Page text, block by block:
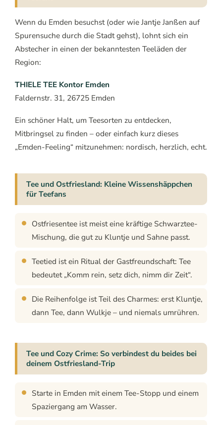
Wenn du Emden besuchst (oder wie Jantje Janßen auf
Spurensuche durch die Stadt gehst), lohnt sich ein
Abstecher in einen der bekanntesten Teeläden der
Region:
THIELE TEE Kontor Emden
Faldernstr. 31, 26725 Emden
Ein schöner Halt, um Teesorten zu entdecken,
Mitbringsel zu finden – oder einfach kurz dieses
„Emden-Feeling“ mitzunehmen: nordisch, herzlich, echt.
Tee und Ostfriesland: Kleine Wissenshäppchen
für Teefans
Ostfriesentee ist meist eine kräftige Schwarztee-
Mischung, die gut zu Kluntje und Sahne passt.
Teetied ist ein Ritual der Gastfreundschaft: Tee
bedeutet „Komm rein, setz dich, nimm dir Zeit“.
Die Reihenfolge ist Teil des Charmes: erst Kluntje,
dann Tee, dann Wulkje – und niemals umrühren.
Tee und Cozy Crime: So verbindest du beides bei
deinem Ostfriesland-Trip
Starte in Emden mit einem Tee-Stopp und einem
Spaziergang am Wasser.